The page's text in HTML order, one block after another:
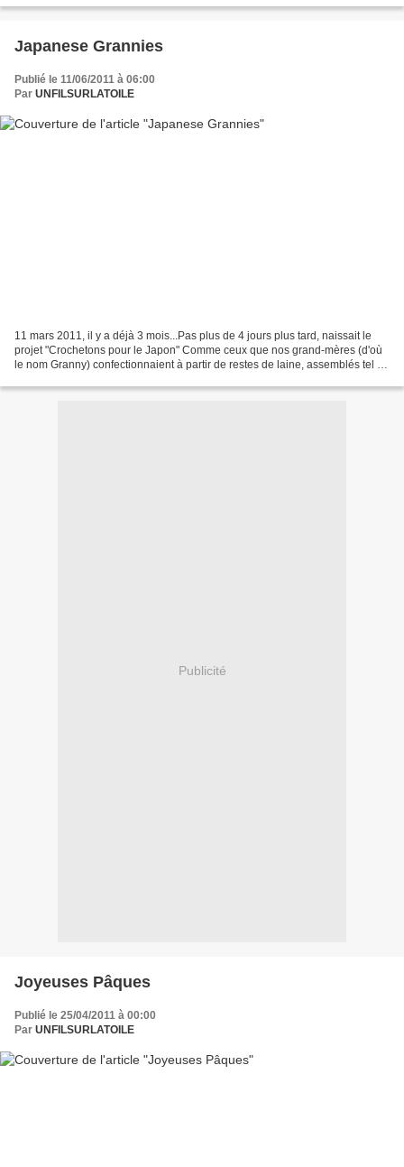
Japanese Grannies
Publié le 11/06/2011 à 06:00
Par UNFILSURLATOILE
11 mars 2011, il y a déjà 3 mois...Pas plus de 4 jours plus tard, naissait le
projet "Crochetons pour le Japon" Comme ceux que nos grand-mères (d'où
le nom Granny) confectionnaient à partir de restes de laine, assemblés tel un
Publicité
Joyeuses Pâques
Publié le 25/04/2011 à 00:00
Par UNFILSURLATOILE